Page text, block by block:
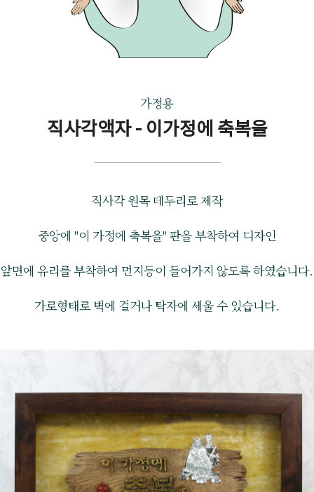
가정용
직사각액자 - 이가정에 축복을
직사각 원목 테두리로 제작
중앙에 "이 가정에 축복을" 판을 부착하여 디자인
앞면에 유리를 부착하여 먼지등이 들어가지 않도록 하였습니다.
가로형태로 벽에 걸거나 탁자에 세울 수 있습니다.